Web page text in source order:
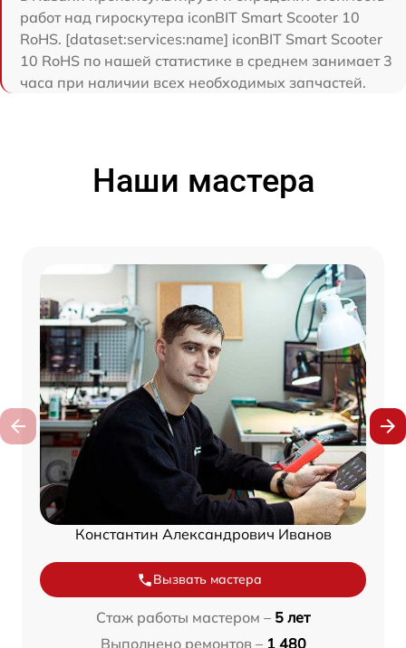
работ над гироскутера iconBIT Smart Scooter 10
RoHS. [dataset:services:name] iconBIT Smart Scooter
10 RoHS по нашей статистике в среднем занимает 3
часа при наличии всех необходимых запчастей.
Наши мастера
Константин Александрович Иванов
Вызвать мастера
Стаж работы мастером – 5 лет
Выполнено ремонтов – 1 480